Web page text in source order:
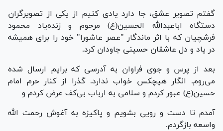
گفتم تصویر عشق، جا دارد یادی کنیم از یکی از تصویرگران
دستگاه اباعبدالله الحسین(ع) مرحوم و زنده‌یاد محمود
فرشچیان که با اثر ماندگار "عصر عاشورا" خود را برای همیشه
در یاد و دل عاشقان حسینی جاودان کرد.
بعد از پرس و جوی فراوان به آدرسی که برایم ارسال شده
می‌روم. انگار هیچکس خواب ندارد. گذرا از کنار حرم امام
حسین(ع) عبور کردم و سلامی به ارباب بی‌کف عرض کردم و
آمدم تا دست و رویی بشویم و پاکیزه به آغوش رحمت الله
واسعه بازگردم.